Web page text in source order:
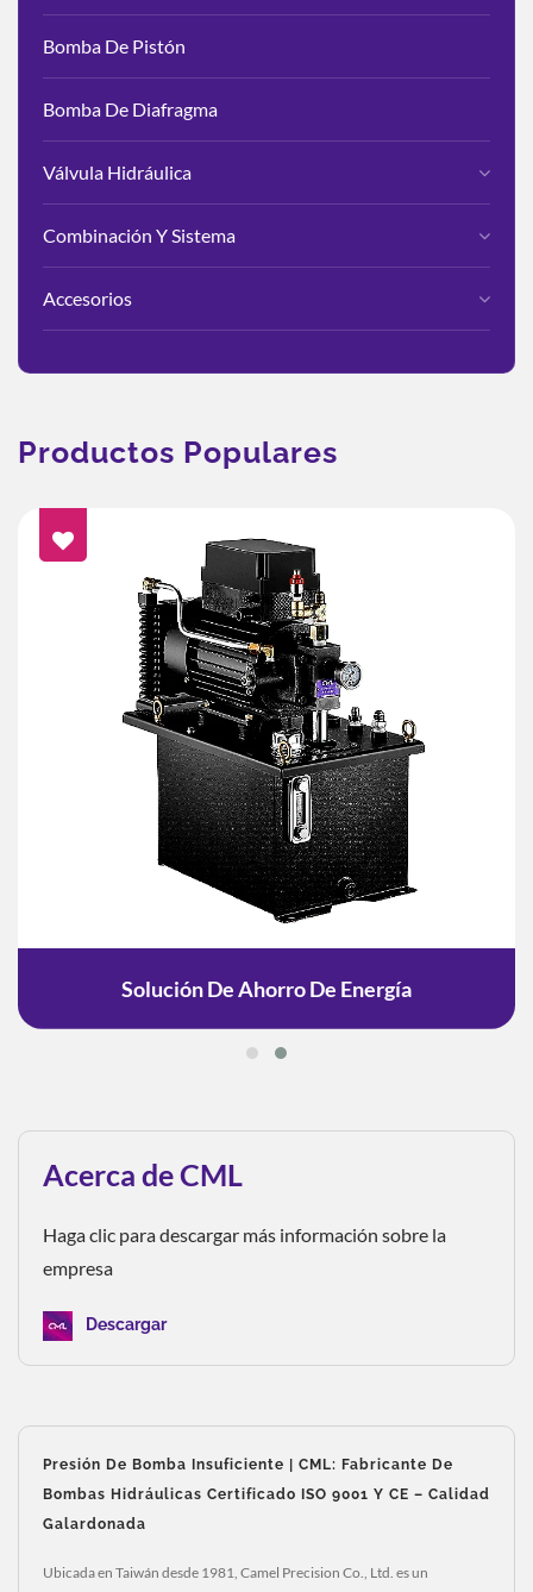
Bomba De Pistón
Bomba De Diafragma
Válvula Hidráulica
Combinación Y Sistema
Accesorios
Productos Populares
Solución De Ahorro De Energía
Acerca de CML
Haga clic para descargar más información sobre la
empresa
Descargar
Presión De Bomba Insuficiente | CML: Fabricante De
Bombas Hidráulicas Certificado ISO 9001 Y CE – Calidad
Galardonada
Ubicada en Taiwán desde 1981, Camel Precision Co., Ltd. es un